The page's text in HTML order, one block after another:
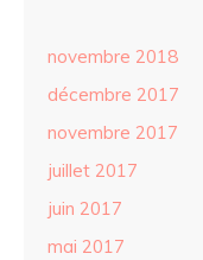
novembre 2018
décembre 2017
novembre 2017
juillet 2017
juin 2017
mai 2017